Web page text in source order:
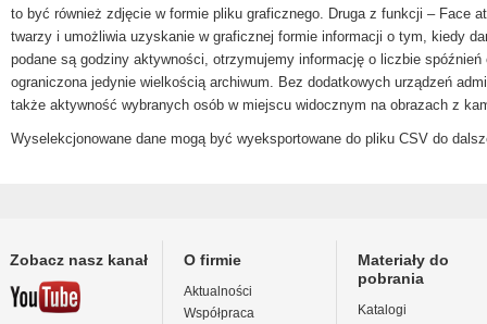
to być również zdjęcie w formie pliku graficznego. Druga z funkcji – Face
twarzy i umożliwia uzyskanie w graficznej formie informacji o tym, kiedy
podane są godziny aktywności, otrzymujemy informację o liczbie
ograniczona jedynie wielkością archiwum. Bez dodatkowych urządzeń
także aktywność wybranych osób w miejscu widocznym na obrazach z
Wyselekcjonowane dane mogą być wyeksportowane do pliku CSV do
Zobacz nasz kanał O firmie
Aktualności
Współpraca
Materiały do
pobrania
Katalogi